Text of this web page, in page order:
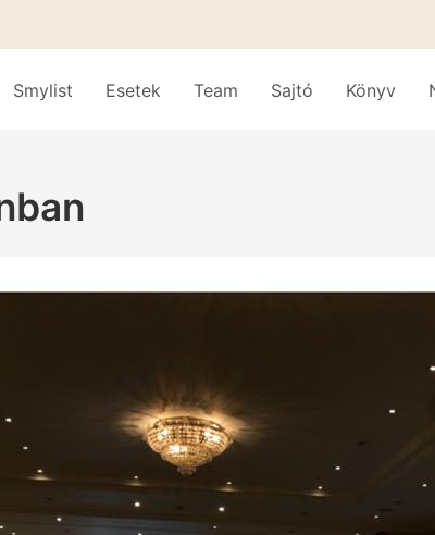
Smylist Esetek Team Sajtó Könyv